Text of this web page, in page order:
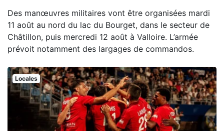
Des manœuvres militaires vont être organisées mardi
11 août au nord du lac du Bourget, dans le secteur de
Châtillon, puis mercredi 12 août à Valloire. L’armée
prévoit notamment des largages de commandos.
Locales